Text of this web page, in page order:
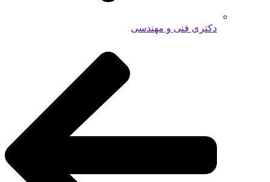
دکتری فنی و مهندسی